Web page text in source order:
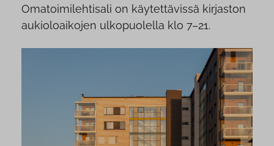
Omatoimilehtisali on käytettävissä kirjaston
aukioloaikojen ulkopuolella klo 7–21.